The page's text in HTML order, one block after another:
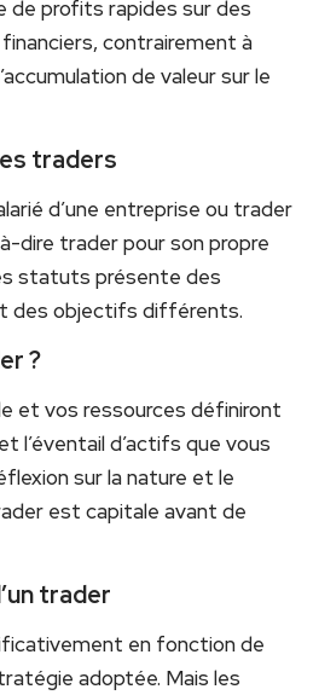
de profits rapides sur des
contrairement à
de valeur sur le
traders
d’une entreprise ou trader
dire trader pour son propre
statuts présente des
des objectifs différents.
?
et vos ressources définiront
l’éventail d’actifs que vous
sur la nature et le
est capitale avant de
trader
en fonction de
adoptée. Mais les